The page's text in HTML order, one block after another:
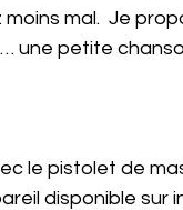
mal.  Je
une petite
le pistolet de
disponible sur